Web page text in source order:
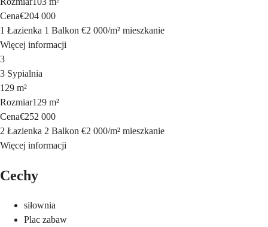
Cena€204 000
1 Łazienka 1 Balkon €2 000/m² mieszkanie
Więcej informacji
3
3 Sypialnia
129 m²
Rozmiar129 m²
Cena€252 000
2 Łazienka 2 Balkon €2 000/m² mieszkanie
Więcej informacji
Cechy
siłownia
Plac zabaw